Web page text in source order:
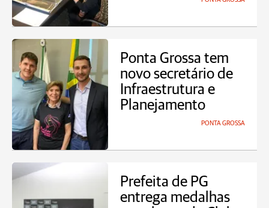
Ponta Grossa tem
novo secretário de
Infraestrutura e
Planejamento
PONTA GROSSA
Prefeita de PG
entrega medalhas